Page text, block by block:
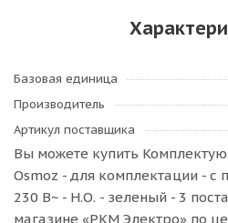
Базовая единица
Производитель
Артикул поставщика
Вы можете купить
Osmoz - для комплектации - с
230 В~ - Н.О. - зеленый - 3
магазине «РКМ Электро» по